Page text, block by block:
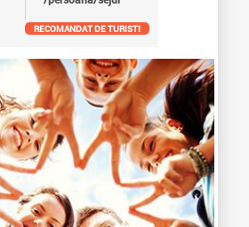
RECOMANDAT DE TURISTI